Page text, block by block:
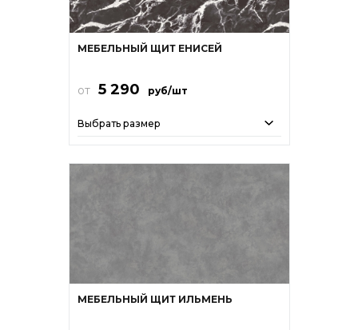
МЕБЕЛЬНЫЙ ЩИТ ЕНИСЕЙ
от 5 290 руб/шт
Выбрать размер
МЕБЕЛЬНЫЙ ЩИТ ИЛЬМЕНЬ